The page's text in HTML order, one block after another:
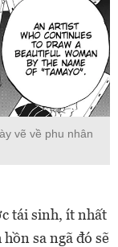
vẽ về phu nhân
tái sinh, ít nhất
sa ngã đó sẽ